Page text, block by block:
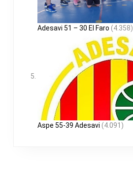
Adesavi 51 – 30 El Faro (4.358)
Aspe 55-39 Adesavi (4.091)